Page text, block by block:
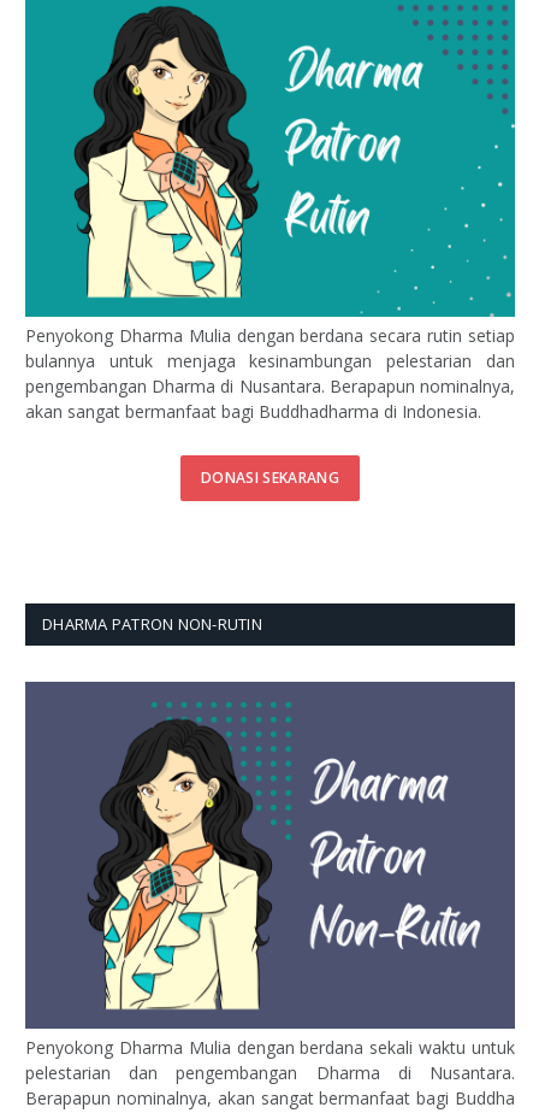
Penyokong Dharma Mulia dengan berdana secara rutin setiap
bulannya untuk menjaga kesinambungan pelestarian dan
pengembangan Dharma di Nusantara. Berapapun nominalnya,
akan sangat bermanfaat bagi Buddhadharma di Indonesia.
DONASI SEKARANG
DHARMA PATRON NON-RUTIN
Penyokong Dharma Mulia dengan berdana sekali waktu untuk
pelestarian dan pengembangan Dharma di Nusantara.
Berapapun nominalnya, akan sangat bermanfaat bagi Buddha